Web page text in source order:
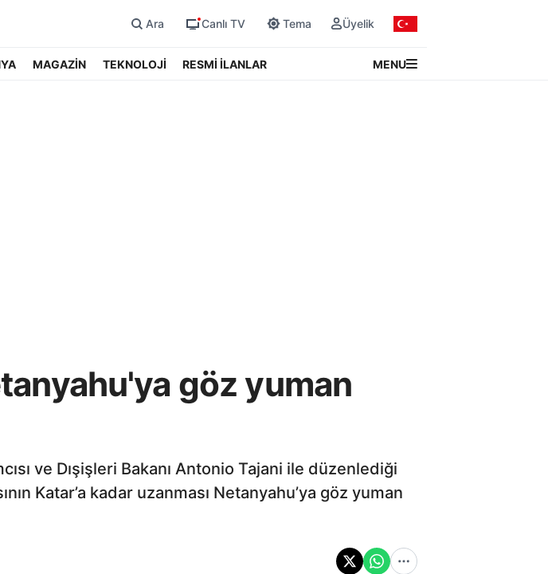
Ara Canlı TV Tema Üyelik
MAGAZİN TEKNOLOJİ RESMİ İLANLAR MENU
göz yuman
ve Dışişleri Bakanı Antonio Tajani ile düzenlediği
Katar’a kadar uzanması Netanyahu’ya göz yuman